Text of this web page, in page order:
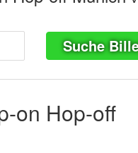
Suche
on Hop-off